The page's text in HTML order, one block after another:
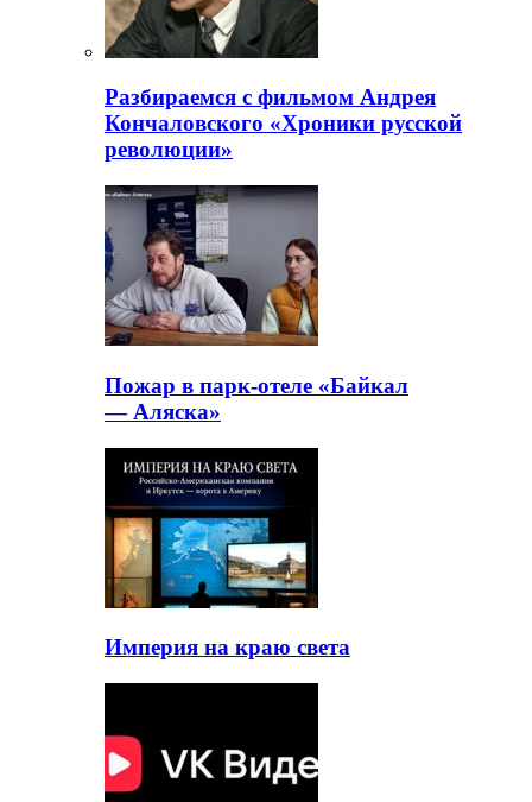
Разбираемся с фильмом Андрея
Кончаловского «Хроники русской
революции»
Пожар в парк-отеле «Байкал
— Аляска»
Империя на краю света